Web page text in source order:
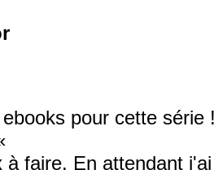
pour cette série
à faire. En attendant